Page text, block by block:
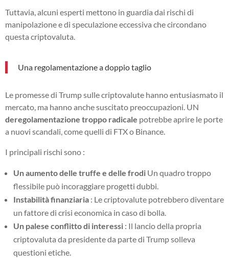
Tuttavia, alcuni esperti mettono in guardia dai rischi di
manipolazione e di speculazione eccessiva che circondano
questa criptovaluta.
Una regolamentazione a doppio taglio
Le promesse di Trump sulle criptovalute hanno entusiasmato il
mercato, ma hanno anche suscitato preoccupazioni. UN
deregolamentazione troppo radicale potrebbe aprire le porte
a nuovi scandali, come quelli di FTX o Binance.
I principali rischi sono :
Un aumento delle truffe e delle frodi Un quadro troppo
flessibile può incoraggiare progetti dubbi.
Instabilità finanziaria : Le criptovalute potrebbero diventare
un fattore di crisi economica in caso di bolla.
Un palese conflitto di interessi : Il lancio della propria
criptovaluta da presidente da parte di Trump solleva
questioni etiche.